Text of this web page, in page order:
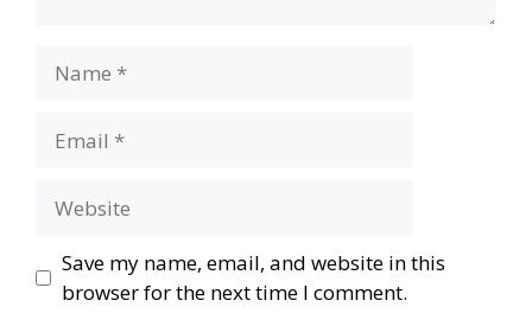
Save my name, email, and website in this
browser for the next time I comment.